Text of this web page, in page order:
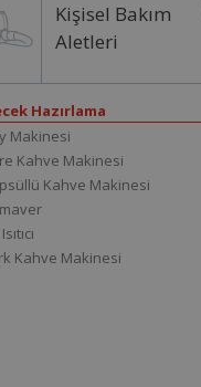
Kişisel Bakım
Aletleri
Hazırlama
Makinesi
Kahve Makinesi
Kahve Makinesi
Kahve Makinesi